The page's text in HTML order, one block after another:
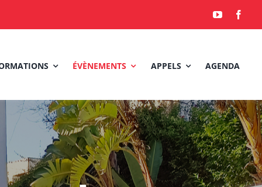
ÉVÈNEMENTS APPELS AGENDA